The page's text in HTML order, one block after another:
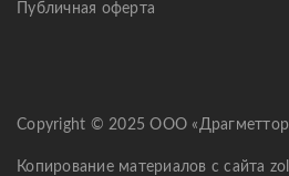
Публичная оферта
Copyright © 2025 ООО
Копирование материалов с сайта